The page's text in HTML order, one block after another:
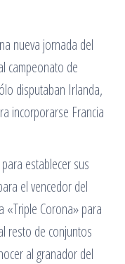
nueva jornada del
campeonato de
disputaban Irlanda,
incorporarse Francia
establecer sus
el vencedor del
«Triple Corona» para
resto de conjuntos
al granador del